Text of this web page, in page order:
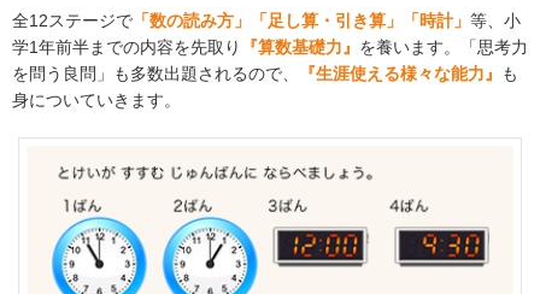
全12ステージで 「数の読み方」「足し算・引き算」「時計」 等、小
学1年前半までの内容を先取り
『算数基礎力』 を養います。「思考力
を問う良問」も多数出題されるので、
『生涯使える様々な能力』
も
身についていきます。